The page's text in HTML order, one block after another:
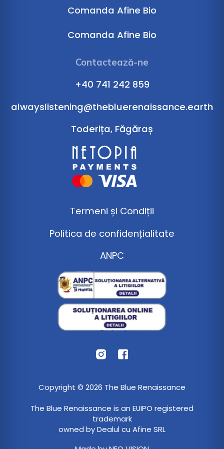
Comanda Afine Bio
Comanda Afine Bio
Contactează-ne
+40 741 242 859
alwayslistening@thebluerenaissance.earth
Toderița, Făgăraș
Termeni și Condiții
Politica de confidențialitate
ANPC
Copyright © 2026 The Blue Renaissance
The Blue Renaissance is an EUIPO registered
trademark
owned by Dealul cu Afine SRL